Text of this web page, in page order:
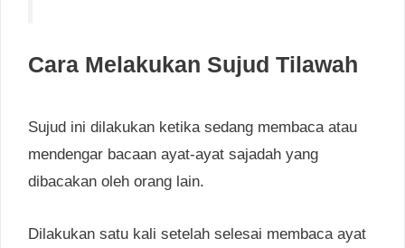
Cara Melakukan Sujud Tilawah
Sujud ini dilakukan ketika sedang membaca atau
mendengar bacaan ayat-ayat sajadah yang
dibacakan oleh orang lain.
Dilakukan satu kali setelah selesai membaca ayat